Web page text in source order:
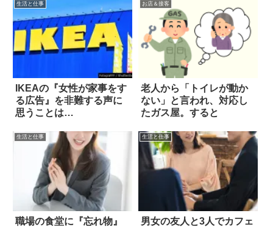
生活と仕事
IKEAの『女性が家事をす
る広告』を非難する声に
思うことは…
お店＆接客
老人から「トイレが動か
ない」と言われ、対応し
たガス屋。すると
生活と仕事
職場の食堂に『忘れ物』
生活と仕事
男女の友人と3人でカフェ